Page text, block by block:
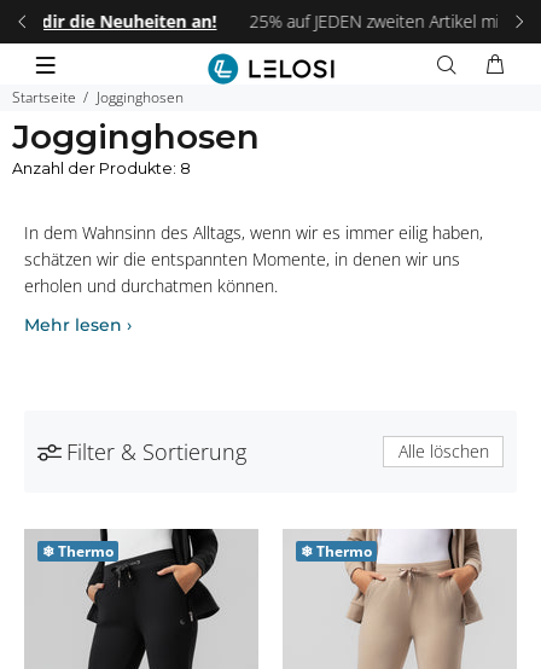
25% auf JEDEN zweiten Artikel mit dem Code:LELOSI25 .
Startseite Jogginghosen
Jogginghosen
Anzahl der Produkte: 8
In dem Wahnsinn des Alltags, wenn wir es immer eilig haben,
schätzen wir die entspannten Momente, in denen wir uns
erholen und durchatmen können.
Filter & Sortierung Alle löschen
❄Thermo ❄Thermo